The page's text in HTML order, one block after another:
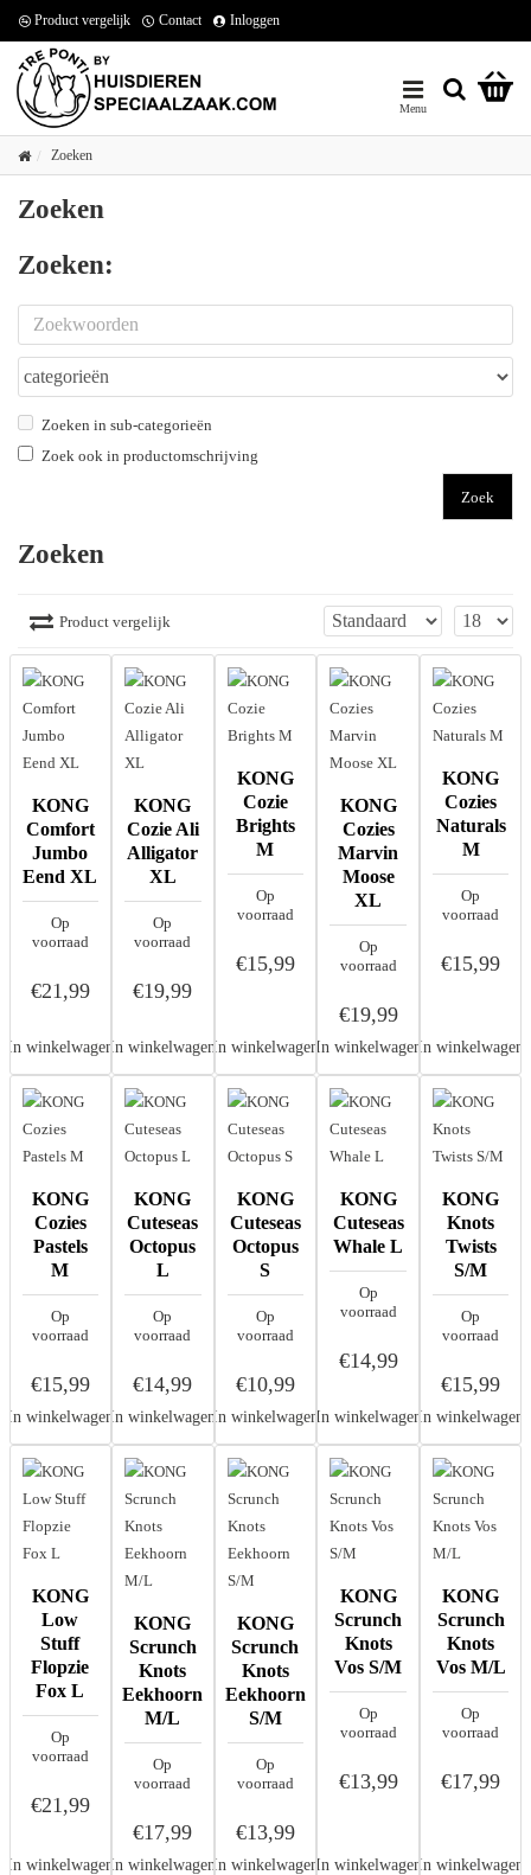
Product vergelijk Contact Inloggen
Zoeken
Zoeken
Zoeken:
Zoeken in sub-categorieën
Zoek ook in productomschrijving
Zoek
Zoeken
Product vergelijk
Op
voorraad
KONG
Comfort
Jumbo
Eend XL
€21,99
In winkelwagen
Op
voorraad
KONG
Cozie Ali
Alligator
XL
€19,99
In winkelwagen
Op
voorraad
KONG
Cozie
Brights
M
€15,99
In winkelwagen
Op
voorraad
KONG
Cozies
Marvin
Moose
XL
€19,99
In winkelwagen
Op
voorraad
KONG
Cozies
Naturals
M
€15,99
In winkelwagen
Op
voorraad
KONG
Cozies
Pastels
M
€15,99
In winkelwagen
Op
voorraad
KONG
Cuteseas
Octopus
L
€14,99
In winkelwagen
Op
voorraad
KONG
Cuteseas
Octopus
S
€10,99
In winkelwagen
Op
voorraad
KONG
Cuteseas
Whale L
€14,99
In winkelwagen
Op
voorraad
KONG
Knots
Twists
S/M
€15,99
In winkelwagen
Op
voorraad
KONG
Low
Stuff
Flopzie
Fox L
€21,99
In winkelwagen
Op
voorraad
KONG
Scrunch
Knots
Eekhoorn
M/L
€17,99
In winkelwagen
Op
voorraad
KONG
Scrunch
Knots
Eekhoorn
S/M
€13,99
In winkelwagen
Op
voorraad
KONG
Scrunch
Knots
Vos S/M
€13,99
In winkelwagen
Op
voorraad
KONG
Scrunch
Knots
Vos M/L
€17,99
In winkelwagen